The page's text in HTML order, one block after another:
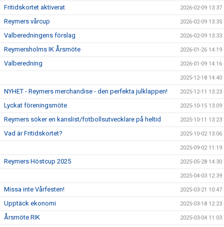
Fritidskortet aktiverat 2026-02-09 13:37
Reymers vårcup 2026-02-09 13:35
Valberedningens förslag 2026-02-09 13:33
Reymersholms IK Årsmöte 2026-01-26 14:19
Valberedning 2026-01-09 14:16
2025-12-18 14:40
NYHET - Reymers merchandise - den perfekta julklappen! 2025-12-11 13:23
Lyckat föreningsmöte 2025-10-15 13:09
Reymers söker en kanslist/fotbollsutvecklare på heltid 2025-10-11 13:23
Vad är Fritidskortet? 2025-10-02 13:06
2025-09-02 11:19
Reymers Höstcup 2025 2025-05-28 14:30
2025-04-03 12:39
Missa inte Vårfesten! 2025-03-21 10:47
Upptäck ekonomi 2025-03-18 12:23
Årsmöte RIK 2025-03-04 11:03